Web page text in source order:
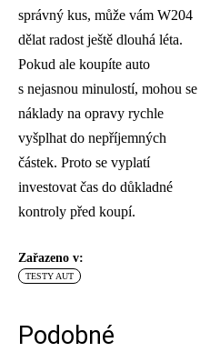
správný kus, může vám W204
dělat radost ještě dlouhá léta.
Pokud ale koupíte auto
s nejasnou minulostí, mohou se
náklady na opravy rychle
vyšplhat do nepříjemných
částek. Proto se vyplatí
investovat čas do důkladné
kontroly před koupí.
Zařazeno v:
TESTY AUT
Podobné